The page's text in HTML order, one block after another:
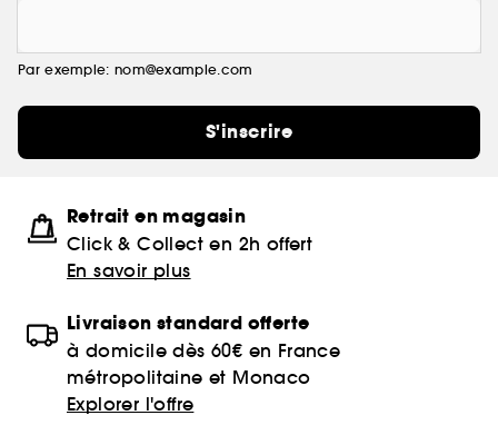
Par exemple: nom@example.com
S'inscrire
Retrait en magasin
Click & Collect en 2h offert
En savoir plus
Livraison standard offerte
à domicile dès 60€ en France
métropolitaine et Monaco
Explorer l'offre